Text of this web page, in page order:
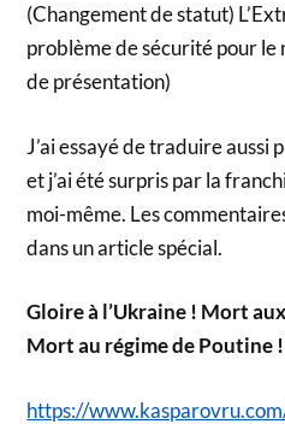
(Changement de statut)
problème de sécurité pour le
de présentation)
J’ai essayé de traduire aussi
et j’ai été surpris par la
moi-même. Les
dans un article spécial.
Gloire à l’Ukraine ! Mort
Mort au régime de Poutine !
https://